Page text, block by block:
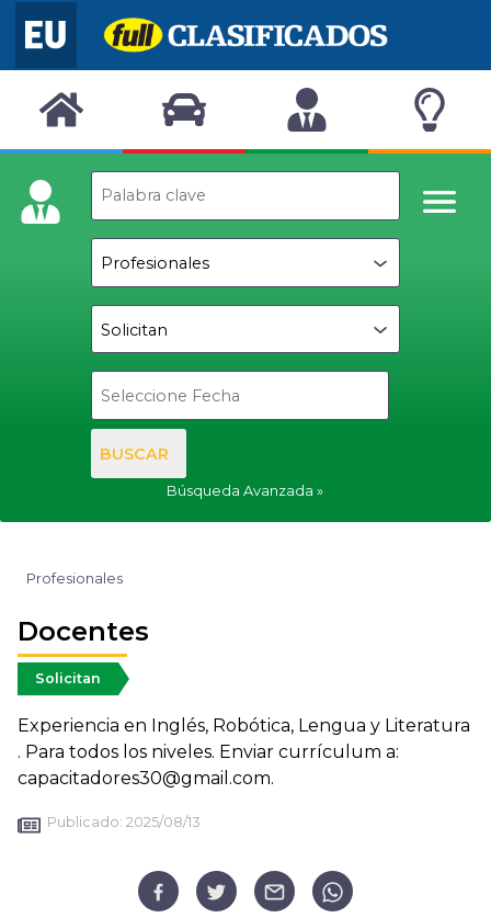
BUSCAR
Búsqueda Avanzada
Profesionales
Docentes
Solicitan
Experiencia en Inglés, Robótica, Lengua y Literatura
. Para todos los niveles. Enviar currículum a:
capacitadores30@gmail.com.
Publicado: 2025/08/13